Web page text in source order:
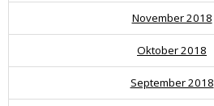
November 2018
Oktober 2018
September 2018